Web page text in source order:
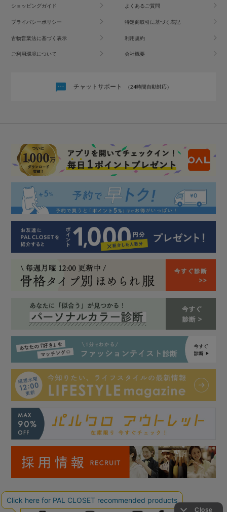
ショッピングガイド よくあるご質問
プライバシーポリシー 特定商取引に基づく表記
古物営業法に基づく表示 利用規約
ご利用環境について 会社概要
チャットサポート （24時間自動対応）